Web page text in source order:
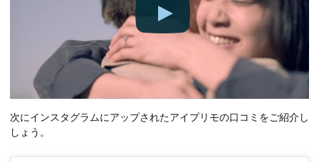
次にインスタグラムにアップされたアイプリモの口コミをご紹介し
しょう。